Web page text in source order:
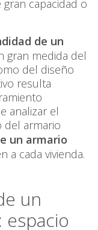
capacidad o
de un
gran medida del
del diseño
resulta
analizar el
del armario
un armario
a cada vivienda.
un